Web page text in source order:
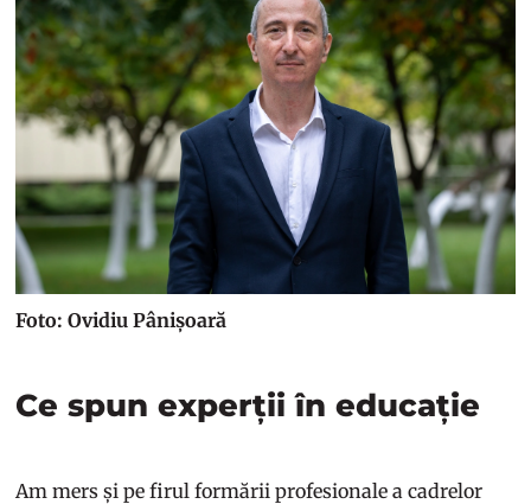
Foto: Ovidiu Pânișoară
Ce spun experții în educație
Am mers și pe firul formării profesionale a cadrelor